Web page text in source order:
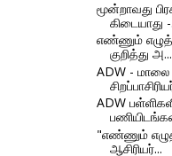
மூன்றாவது
கிடையாது -
எண்ணும்
குறித்து அ...
ADW - மாலை
ADW
"எண்ணும்
ஆசிரியர்...